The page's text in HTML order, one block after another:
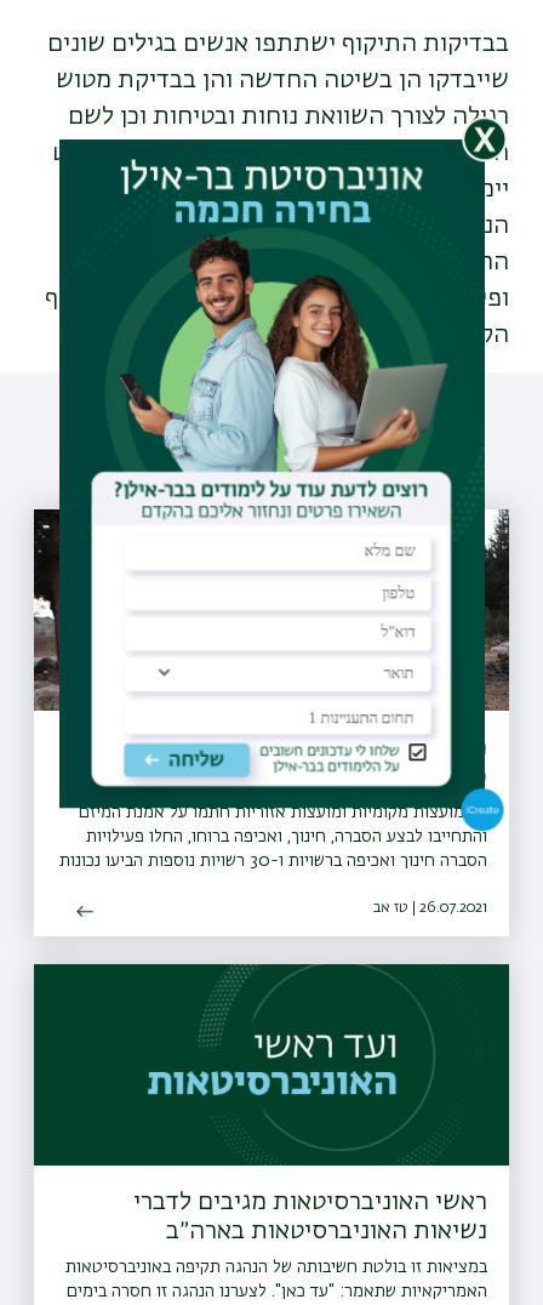
בבדיקות התיקוף ישתתפו אנשים בגילים שונים
שייבדקו הן בשיטה החדשה והן בבדיקת מטוש
רגילה לצורך השוואת נוחות ובטיחות וכן לשם
השוואה בין תוצאות שני סוגי הבדיקה. הפיילוט
יימשך כשבועיים, עד שיושגו מאות בדיקות
הנדרשות לתיקוף הטכנולוגיה על ידי
הרגולטור.כחלק מהפעילות המשותפת לאיתור
ופיתוח טכנולוגיות חדשות להתמודדות עם נגיף
הקורונה.
עוד כתבות שיעניינו אותך
מיזם "קחו אתכם את הזבל" יקודם בעולם
כפורץ דרך
27 מועצות מקומיות ומועצות אזוריות חתמו על אמנת המיזם
והתחייבו לבצע הסברה, חינוך, ואכיפה ברוחו, החלו פעילויות
הסברה חינוך ואכיפה ברשויות ו-30 רשויות נוספות הביעו נכונות
26.07.2021 | טז אב
ראשי האוניברסיטאות מגיבים לדברי
נשיאות האוניברסיטאות בארה״ב
במציאות זו בולטת חשיבותה של הנהגה תקיפה באוניברסיטאות
האמריקאיות שתאמר: "עד כאן". לצערנו הנהגה זו חסרה בימים